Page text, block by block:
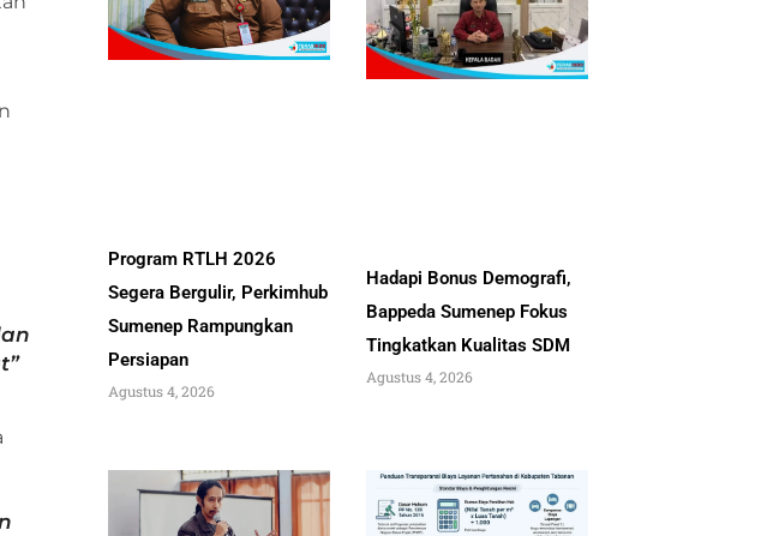
Program RTLH 2026
Segera Bergulir, Perkimhub
Sumenep Rampungkan
Persiapan
Agustus 4, 2026
Hadapi Bonus Demografi,
Bappeda Sumenep Fokus
Tingkatkan Kualitas SDM
Agustus 4, 2026